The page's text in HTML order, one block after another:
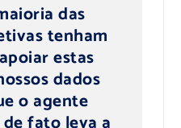
das
tenham
estas
dados
o agente